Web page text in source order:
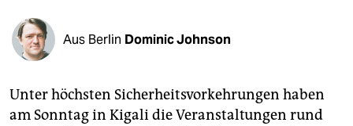
shop
fragen & hilfe
abo
Aus Berlin Dominic Johnson
Unter höchsten Sicherheitsvorkehrungen haben
am Sonntag in Kigali die Veranstaltungen rund